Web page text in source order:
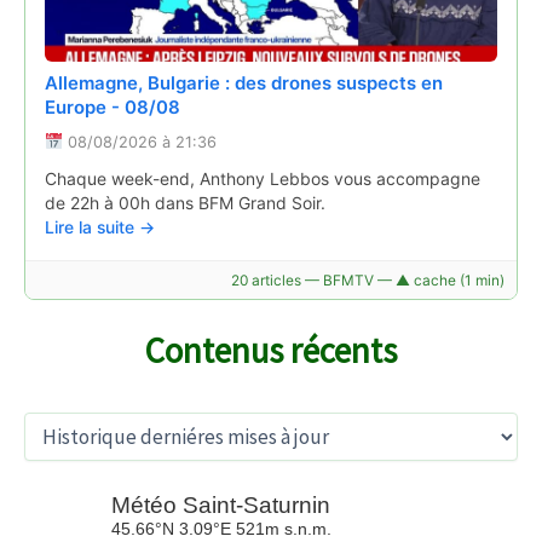
Mots fléchés, mots croisés, 7 différences...
l'agence d'attractivité de l'Allier lance son premier
cahier de jeux
"Mes jeux bourbonnais", c'est le nom du cahier de jeux
vacances d'été 2026. Une manière de faire (re)découvrir
le territoire de manière ludique.
Allemagne, Bulgarie : des drones suspects en
Europe - 08/08
08/08/2026 à 21:36
Chaque week-end, Anthony Lebbos vous accompagne
de 22h à 00h dans BFM Grand Soir.
Lire la suite →
nouvelle série de sanctions contre la Russie
08/08/2026 à 21:30
20 articles — BFMTV — ▲ cache (1 min)
Contenus récents